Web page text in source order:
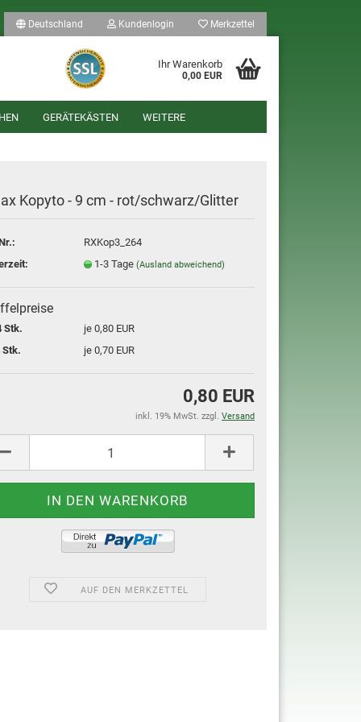
Deutschland Kundenlogin Merkzettel
Ihr Warenkorb
0,00 EUR
GERÄTEKÄSTEN WEITERE
Kopyto - 9 cm - rot/schwarz/Glitter
RXKop3_264
1-3 Tage(Ausland abweichend)
Stk.
je 0,80 EUR
Stk.
je 0,70 EUR
0,80 EUR
inkl. 19% MwSt. zzgl. Versand
AUF DEN MERKZETTEL